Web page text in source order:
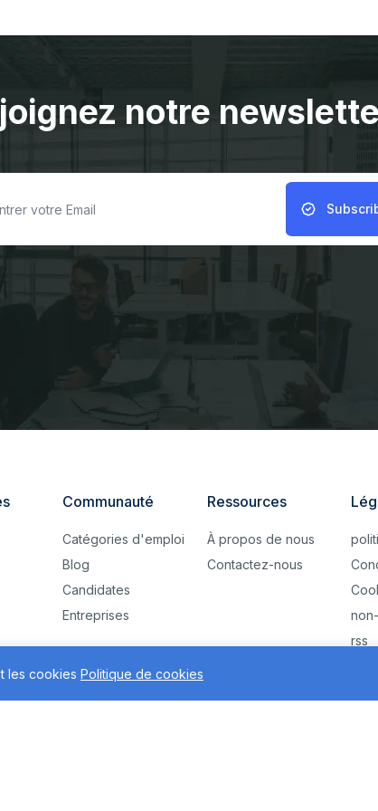
notre
Communauté
Catégories d'emploi
Blog
Candidates
Entreprises
Ressources
À propos de nous
Contactez-nous
rss
les cookies Politique de cookies